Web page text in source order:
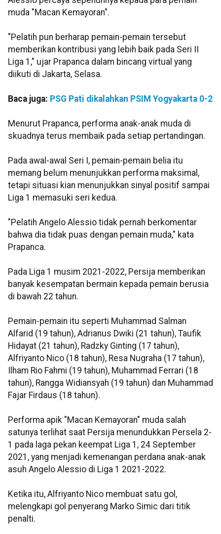
muda "Macan Kemayoran".
"Pelatih pun berharap pemain-pemain tersebut
memberikan kontribusi yang lebih baik pada Seri II
Liga 1," ujar Prapanca dalam bincang virtual yang
diikuti di Jakarta, Selasa.
Baca juga: PSG Pati dikalahkan PSIM Yogyakarta 0-2
Menurut Prapanca, performa anak-anak muda di
skuadnya terus membaik pada setiap pertandingan.
Pada awal-awal Seri I, pemain-pemain belia itu
memang belum menunjukkan performa maksimal,
tetapi situasi kian menunjukkan sinyal positif sampai
Liga 1 memasuki seri kedua.
"Pelatih Angelo Alessio tidak pernah berkomentar
bahwa dia tidak puas dengan pemain muda," kata
Prapanca.
Pada Liga 1 musim 2021-2022, Persija memberikan
banyak kesempatan bermain kepada pemain berusia
di bawah 22 tahun.
Pemain-pemain itu seperti Muhammad Salman
Alfarid (19 tahun), Adrianus Dwiki (21 tahun), Taufik
Hidayat (21 tahun), Radzky Ginting (17 tahun),
Alfriyanto Nico (18 tahun), Resa Nugraha (17 tahun),
Ilham Rio Fahmi (19 tahun), Muhammad Ferrari (18
tahun), Rangga Widiansyah (19 tahun) dan Muhammad
Fajar Firdaus (18 tahun).
Performa apik "Macan Kemayoran" muda salah
satunya terlihat saat Persija menundukkan Persela 2-
1 pada laga pekan keempat Liga 1, 24 September
2021, yang menjadi kemenangan perdana anak-anak
asuh Angelo Alessio di Liga 1 2021-2022.
Ketika itu, Alfriyanto Nico membuat satu gol,
melengkapi gol penyerang Marko Simic dari titik
penalti.